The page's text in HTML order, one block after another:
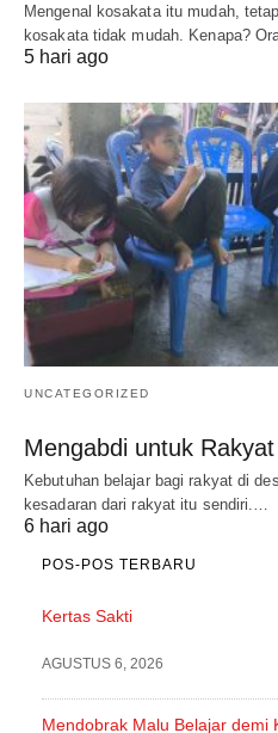
Mengenal kosakata itu mudah,
kosakata tidak mudah. Kenapa?
5 hari ago
UNCATEGORIZED
Mengabdi untuk
Kebutuhan belajar bagi rakyat di
kesadaran dari rakyat itu sendiri.…
6 hari ago
POS-POS TERBARU
Kertas Sakti
AGUSTUS 6, 2026
Mendobrak Malu Belajar demi